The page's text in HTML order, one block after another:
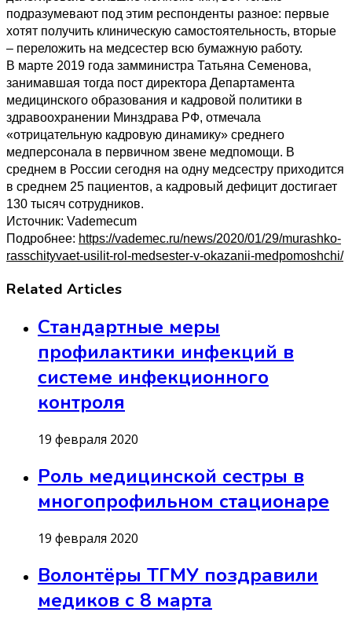
подразумевают под этим респонденты разное: первые
хотят получить клиническую самостоятельность, вторые
– переложить на медсестер всю бумажную работу.
В марте 2019 года замминистра Татьяна Семенова,
занимавшая тогда пост директора Департамента
медицинского образования и кадровой политики в
здравоохранении Минздрава РФ, отмечала
«отрицательную кадровую динамику» среднего
медперсонала в первичном звене медпомощи. В
среднем в России сегодня на одну медсестру приходится
в среднем 25 пациентов, а кадровый дефицит достигает
130 тысяч сотрудников.
Источник: Vademecum
Подробнее: https://vademec.ru/news/2020/01/29/murashko-
rasschityvaet-usilit-rol-medsester-v-okazanii-medpomoshchi/
Related Articles
Стандартные меры
профилактики инфекций в
системе инфекционного
контроля
19 февраля 2020
Роль медицинской сестры в
многопрофильном стационаре
19 февраля 2020
Волонтёры ТГМУ поздравили
медиков с 8 марта